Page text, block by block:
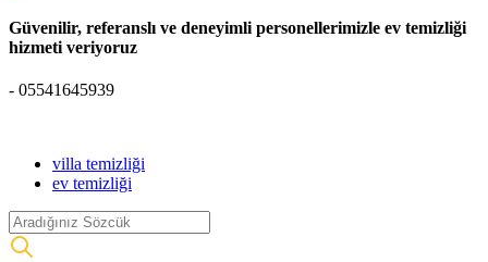
Güvenilir, referanslı ve deneyimli personellerimizle ev temizliği
hizmeti veriyoruz
- 05541645939
villa temizliği
ev temizliği